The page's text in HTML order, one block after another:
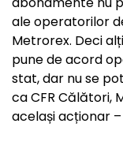
ale operatorilor
Metrorex. Deci
pune de acord
stat, dar nu se
ca CFR Călători,
același acționar